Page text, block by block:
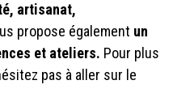
artisanat,
propose également un
et ateliers. Pour plus
pas à aller sur le